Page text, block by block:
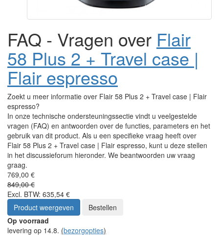
FAQ - Vragen over Flair
58 Plus 2 + Travel case |
Flair espresso
Zoekt u meer informatie over Flair 58 Plus 2 + Travel case | Flair
espresso?
In onze technische ondersteuningssectie vindt u veelgestelde
vragen (FAQ) en antwoorden over de functies, parameters en het
gebruik van dit product. Als u een specifieke vraag heeft over
Flair 58 Plus 2 + Travel case | Flair espresso, kunt u deze stellen
in het discussieforum hieronder. We beantwoorden uw vraag
graag.
769,00 €
849,00 €
Excl. BTW: 635,54 €
Product weergeven
Bestellen
Op voorraad
levering op 14.8. (bezorgopties)